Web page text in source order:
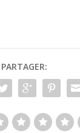
PARTAGER: